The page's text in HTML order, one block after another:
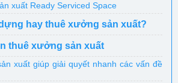
xuất Ready Serviced Space
hay thuê xưởng sản xuất?
thuê xưởng sản xuất
xuất giúp giải quyết nhanh các vấn đề